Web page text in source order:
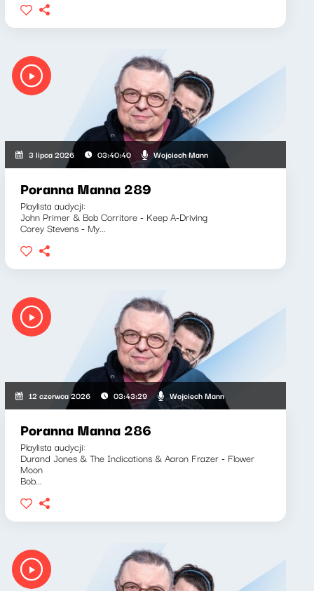
3 lipca 2026 03:40:40 Wojciech Mann
Poranna Manna 289
Playlista audycji:
John Primer & Bob Corritore - Keep A-Driving
Corey Stevens - My...
12 czerwca 2026 03:43:29 Wojciech Mann
Poranna Manna 286
Playlista audycji:
Durand Jones & The Indications & Aaron Frazer - Flower
Moon
Bob...